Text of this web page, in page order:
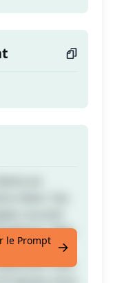
Elles
ainsi
l'avis
le Prompt